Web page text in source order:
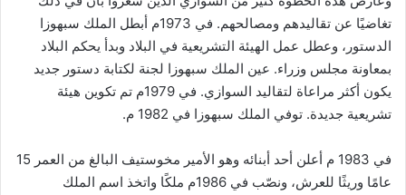
تغاضيًا عن تقاليدهم ومصالحهم. في 1973م أبطل الملك سبهوزا
الدستور، وعطل عمل الهيئة التشريعية في البلاد وبدأ يحكم البلاد
بمعاونة مجلس وزراء. عين الملك سبهوزا لجنة لكتابة دستور جديد
يكون أكثر مراعاة لتقاليد السوازي. في 1979م تم تكوين هيئة
تشريعية جديدة. توفي الملك سبهوزا في 1982 م.
في 1983 م أعلن أحد أبنائه وهو الأمير مخوستيف البالغ من العمر 15
عامًا وريثًا للعرش، ونصّب في 1986م ملكًا واتخذ اسم الملك